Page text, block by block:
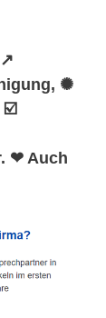
✺
☑️
❤ Auch